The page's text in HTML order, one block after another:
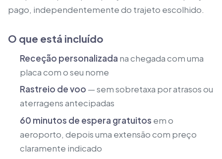
pago, independentemente do trajeto escolhido.
O que está incluído
Receção personalizada na chegada com uma
placa com o seu nome
Rastreio de voo — sem sobretaxa por atrasos ou
aterragens antecipadas
60 minutos de espera gratuitos em o
aeroporto, depois uma extensão com preço
claramente indicado